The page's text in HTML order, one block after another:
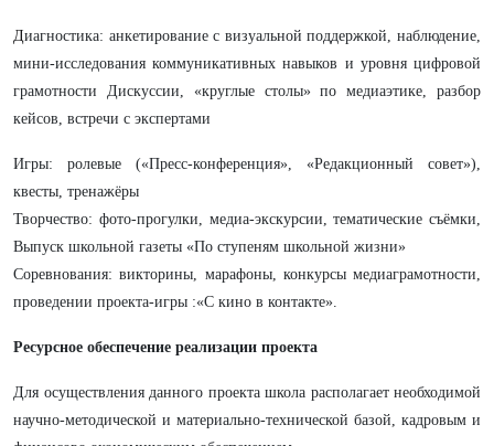
Диагностика: анкетирование с визуальной поддержкой, наблюдение,
мини-исследования коммуникативных навыков и уровня цифровой
грамотности Дискуссии, «круглые столы» по медиаэтике, разбор
кейсов, встречи с экспертами
Игры: ролевые («Пресс-конференция», «Редакционный совет»),
квесты, тренажёры
Творчество: фото-прогулки, медиа-экскурсии, тематические съёмки,
Выпуск школьной газеты «По ступеням школьной жизни»
Соревнования: викторины, марафоны, конкурсы медиаграмотности,
проведении проекта-игры :«С кино в контакте».
Ресурсное обеспечение реализации проекта
Для осуществления данного проекта школа располагает необходимой
научно-методической и материально-технической базой, кадровым и